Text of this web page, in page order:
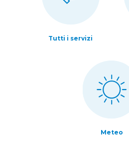
Tutti i servizi
Meteo